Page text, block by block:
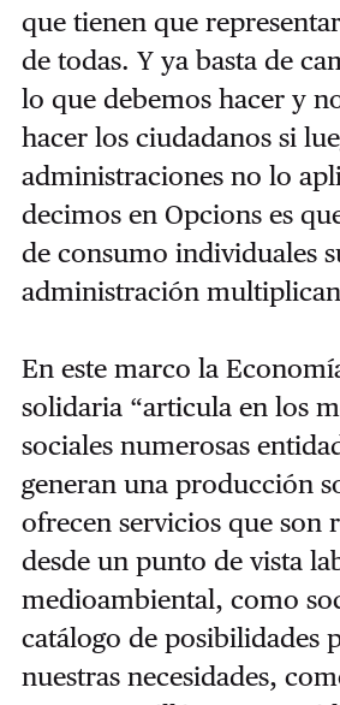
que tienen que
de todas. Y ya basta de
lo que debemos hacer y
hacer los ciudadanos si
administraciones no lo
decimos en Opcions es
de consumo individuales
administración
En este marco la
solidaria “articula en los
sociales numerosas
generan una producción
ofrecen servicios que son
desde un punto de vista
medioambiental, como
catálogo de posibilidades
nuestras necesidades,